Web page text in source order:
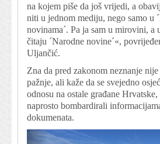
na kojem piše da još vrijedi, a
niti u jednom mediju, nego samo u
novinama´. Pa ja sam u mirovini, a
čitaju ´Narodne novine´«,
Uljančić.
Zna da pred zakonom neznanje
pažnje, ali kaže da se svejedno
odnosu na ostale građane
naprosto bombardirali
dokumenata.